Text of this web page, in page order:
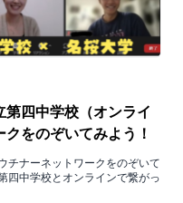
四中学校（オンライ
をのぞいてみよう！
チナーネットワークをのぞいて
四中学校とオンラインで繋がっ